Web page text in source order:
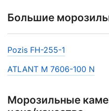
Большие
Pozis FH-255-1
ATLANT M 7606-100 N
Морозильные